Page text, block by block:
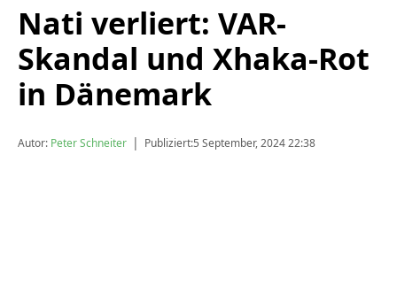
Nati verliert: VAR-
Skandal und Xhaka-Rot
in Dänemark
Autor: Peter Schneiter | Publiziert:5 September, 2024 22:38